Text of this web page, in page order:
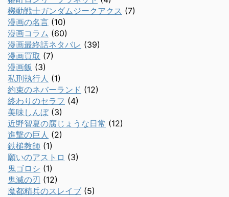
機動戦士ガンダムジークアクス (7)
漫画の名言 (10)
漫画コラム (60)
漫画最終話ネタバレ (39)
漫画買取 (7)
漫画飯 (3)
私刑執行人 (1)
約束のネバーランド (12)
終わりのセラフ (4)
美味しんぼ(3)
近野智夏の腐じょうな日常 (12)
進撃の巨人 (2)
鉄槌教師 (1)
願いのアストロ (3)
鬼ゴロシ (1)
鬼滅の刃 (12)
魔都精兵のスレイブ (5)